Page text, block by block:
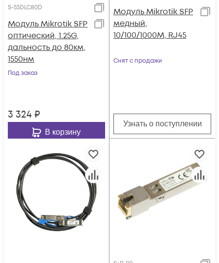
S-55DLC80D
Модуль Mikrotik SFP
оптический, 1.25G,
дальность до 80км,
1550нм
Под заказ
3 324 ₽
В корзину
Модуль Mikrotik SFP
медный,
10/100/1000M, RJ45
Снят с продажи
Узнать о поступлении